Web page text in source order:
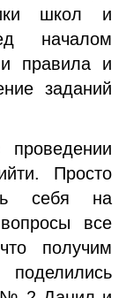
школ и
началом
правила и
заданий
Просто
себя на
все
получим